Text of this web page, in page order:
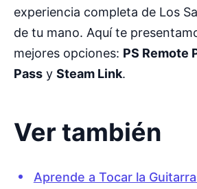
experiencia completa de Los
de tu mano. Aquí te
mejores opciones: PS Remote
Pass y Steam Link.
Ver también
Aprende a Tocar la